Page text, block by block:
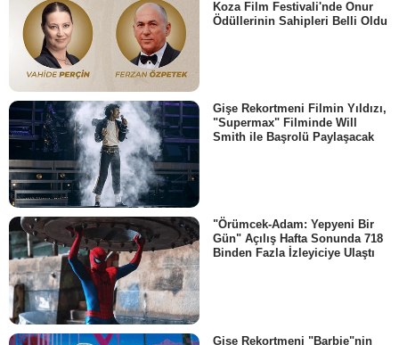
Koza Film Festivali'nde Onur
Ödüllerinin Sahipleri Belli Oldu
Gişe Rekortmeni Filmin Yıldızı,
"Supermax" Filminde Will
Smith ile Başrolü Paylaşacak
"Örümcek-Adam: Yepyeni Bir
Gün" Açılış Hafta Sonunda 718
Binden Fazla İzleyiciye Ulaştı
Gişe Rekortmeni "Barbie"nin